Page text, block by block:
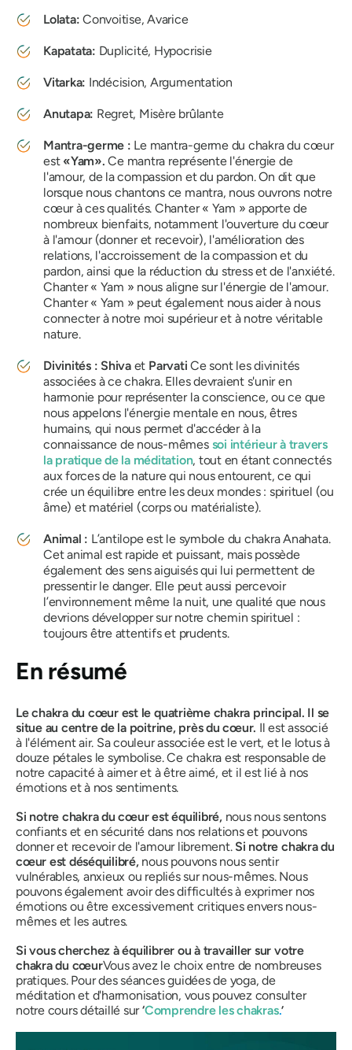
Lolata: Convoitise, Avarice
Kapatata: Duplicité, Hypocrisie
Vitarka: Indécision, Argumentation
Anutapa: Regret, Misère brûlante
Mantra-germe : Le mantra-germe du chakra du cœur
est «Yam». Ce mantra représente l'énergie de
l'amour, de la compassion et du pardon. On dit que
lorsque nous chantons ce mantra, nous ouvrons notre
cœur à ces qualités. Chanter « Yam » apporte de
nombreux bienfaits, notamment l'ouverture du cœur
à l'amour (donner et recevoir), l'amélioration des
relations, l'accroissement de la compassion et du
pardon, ainsi que la réduction du stress et de l'anxiété.
Chanter « Yam » nous aligne sur l'énergie de l'amour.
Chanter « Yam » peut également nous aider à nous
connecter à notre moi supérieur et à notre véritable
nature.
Divinités : Shivaet Parvati Ce sont les divinités
associées à ce chakra. Elles devraient s'unir en
harmonie pour représenter la conscience, ou ce que
nous appelons l'énergie mentale en nous, êtres
humains, qui nous permet d'accéder à la
connaissance de nous-mêmes soi intérieur à travers
la pratique de la méditation, tout en étant connectés
aux forces de la nature qui nous entourent, ce qui
crée un équilibre entre les deux mondes : spirituel (ou
âme) et matériel (corps ou matérialiste).
Animal : L’antilope est le symbole du chakra Anahata.
Cet animal est rapide et puissant, mais possède
également des sens aiguisés qui lui permettent de
pressentir le danger. Elle peut aussi percevoir
l’environnement même la nuit, une qualité que nous
devrions développer sur notre chemin spirituel :
toujours être attentifs et prudents.
En résumé
Le chakra du cœur est le quatrième chakra principal. Il se
situe au centre de la poitrine, près du cœur. Il est associé
à l'élément air. Sa couleur associée est le vert, et le lotus à
douze pétales le symbolise. Ce chakra est responsable de
notre capacité à aimer et à être aimé, et il est lié à nos
émotions et à nos sentiments.
Si notre chakra du cœur est équilibré,nous nous sentons
confiants et en sécurité dans nos relations et pouvons
donner et recevoir de l'amour librement. Si notre chakra du
cœur est déséquilibré,nous pouvons nous sentir
vulnérables, anxieux ou repliés sur nous-mêmes. Nous
pouvons également avoir des difficultés à exprimer nos
émotions ou être excessivement critiques envers nous-
mêmes et les autres.
Si vous cherchez à équilibrer ou à travailler sur votre
chakra du cœurVous avez le choix entre de nombreuses
pratiques. Pour des séances guidées de yoga, de
méditation et d'harmonisation, vous pouvez consulter
notre cours détaillé sur‘Comprendre les chakras.’